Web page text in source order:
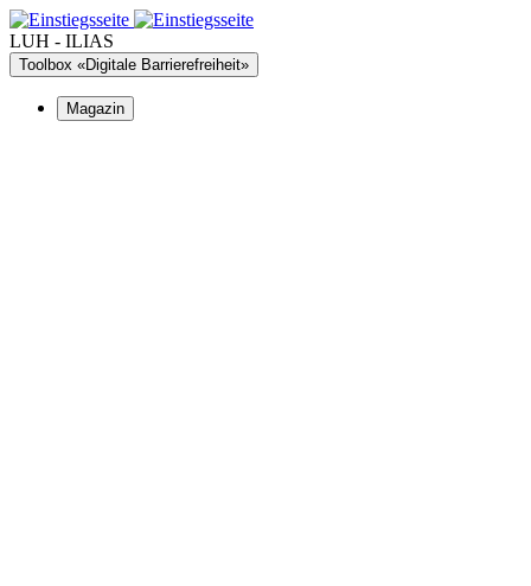
LUH - ILIAS
Toolbox «Digitale Barrierefreiheit»
Magazin